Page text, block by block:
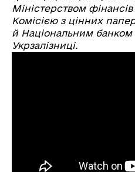
Міністерством
Комісією з цінних
й Національним банком
Укрзалізниці.